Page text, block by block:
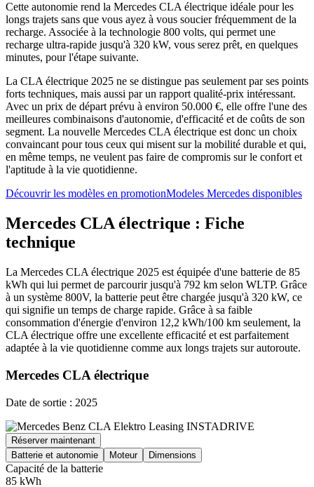
Cette autonomie rend la Mercedes CLA électrique idéale pour les
longs trajets sans que vous ayez à vous soucier fréquemment de la
recharge. Associée à la technologie 800 volts, qui permet une
recharge ultra-rapide jusqu'à 320 kW, vous serez prêt, en quelques
minutes, pour l'étape suivante.
La CLA électrique 2025 ne se distingue pas seulement par ses points
forts techniques, mais aussi par un rapport qualité-prix intéressant.
Avec un prix de départ prévu à environ 50.000 €, elle offre l'une des
meilleures combinaisons d'autonomie, d'efficacité et de coûts de son
segment. La nouvelle Mercedes CLA électrique est donc un choix
convaincant pour tous ceux qui misent sur la mobilité durable et qui,
en même temps, ne veulent pas faire de compromis sur le confort et
l'aptitude à la vie quotidienne.
Découvrir les modèles en promotionModeles Mercedes disponibles
Mercedes CLA électrique : Fiche
technique
La Mercedes CLA électrique 2025 est équipée d'une batterie de 85
kWh qui lui permet de parcourir jusqu'à 792 km selon WLTP. Grâce
à un système 800V, la batterie peut être chargée jusqu'à 320 kW, ce
qui signifie un temps de charge rapide. Grâce à sa faible
consommation d'énergie d'environ 12,2 kWh/100 km seulement, la
CLA électrique offre une excellente efficacité et est parfaitement
adaptée à la vie quotidienne comme aux longs trajets sur autoroute.
Mercedes CLA électrique
Date de sortie : 2025
Réserver maintenant
Batterie et autonomie
Moteur Dimensions
Capacité de la batterie
85 kWh